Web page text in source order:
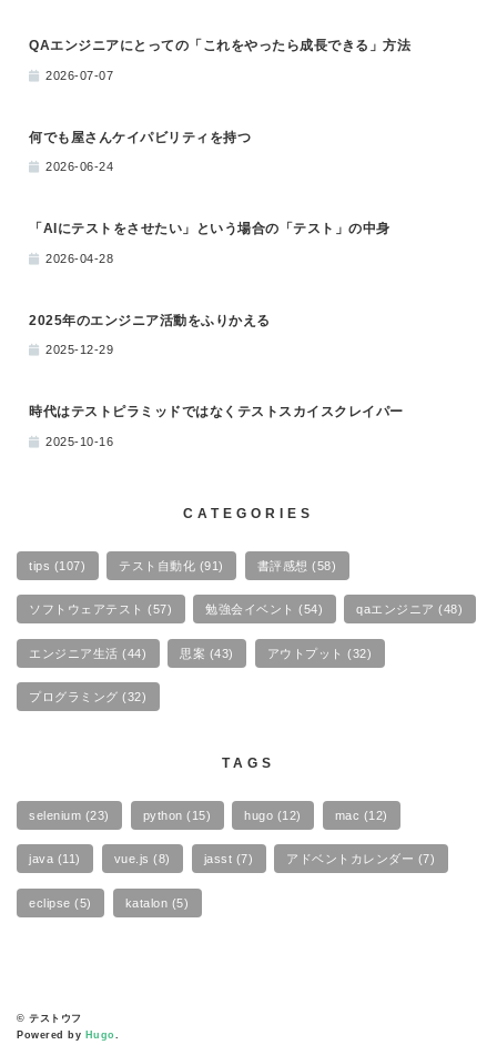
QAエンジニアにとっての「これをやったら成長できる」方法
2026-07-07
何でも屋さんケイパビリティを持つ
2026-06-24
「AIにテストをさせたい」という場合の「テスト」の中身
2026-04-28
2025年のエンジニア活動をふりかえる
2025-12-29
時代はテストピラミッドではなくテストスカイスクレイパー
2025-10-16
CATEGORIES
tips (107) テスト自動化 (91) 書評感想(58)
ソフトウェアテスト(57) 勉強会イベント(54) qaエンジニア(48)
エンジニア生活(44) 思案 (43) アウトプット(32)
プログラミング(32)
TAGS
selenium (23) python(15) hugo (12) mac (12)
java (11) vue.js(8) jasst (7) アドベントカレンダー (7)
eclipse(5) katalon (5)
© テストウフ
Powered by Hugo .